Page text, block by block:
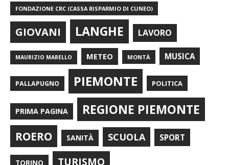
FONDAZIONE CRC (CASSA RISPARMIO DI CUNEO)
GIOVANI LANGHE LAVORO
MAURIZIO MARELLO METEO MONTÀ MUSICA
PALLAPUGNO PIEMONTE POLITICA
PRIMA PAGINA REGIONE PIEMONTE
ROERO SANITÀ SCUOLA SPORT
TORINO TURISMO